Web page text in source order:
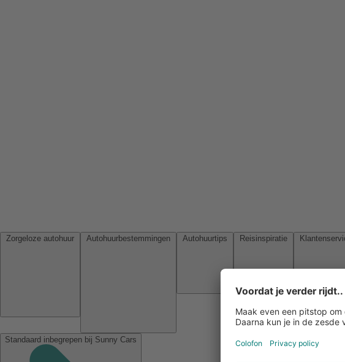
Standaard inbegrepen bij Sunny Cars